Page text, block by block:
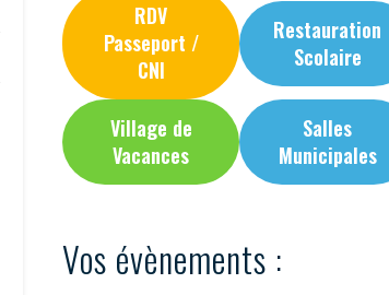
RDV
Passeport /
CNI
Restauration
Scolaire
Village de
Vacances
Salles
Municipales
Vos évènements :